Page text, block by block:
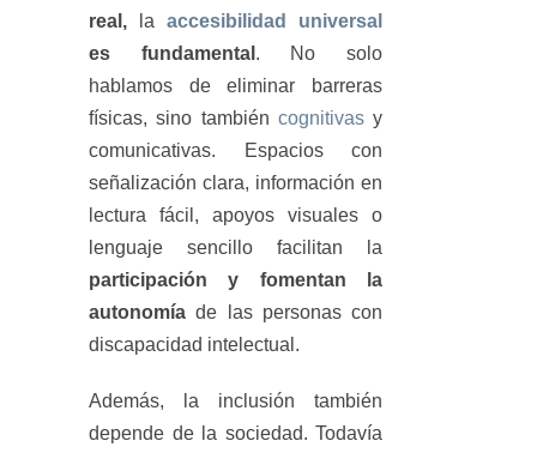
real, la accesibilidad universal
es fundamental . No solo
hablamos de eliminar barreras
físicas, sino también cognitivasy
comunicativas. Espacios con
señalización clara, información en
lectura fácil, apoyos visuales o
lenguaje sencillo facilitan la
participación y
fomentan la
autonomía de las personas con
discapacidad intelectual.
Además, la inclusión también
depende de la sociedad. Todavía